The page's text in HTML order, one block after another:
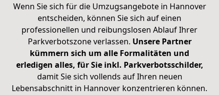
Wenn Sie sich für die Umzugsangebote in Hannover
entscheiden, können Sie sich auf einen
professionellen und reibungslosen Ablauf Ihrer
Parkverbotszone verlassen. Unsere Partner
kümmern sich um alle Formalitäten und
erledigen alles, für Sie inkl. Parkverbotsschilder,
damit Sie sich vollends auf Ihren neuen
Lebensabschnitt in Hannover konzentrieren können.